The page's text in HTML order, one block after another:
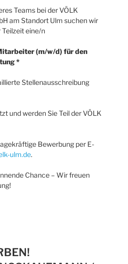
Teams bei der VÖLK
am Standort Ulm suchen wir
Teilzeit eine/n
(m/w/d) für den
*
Stellenausschreibung
und werden Sie Teil der VÖLK
Bewerbung per E-
ulm.de.
Chance – Wir freuen